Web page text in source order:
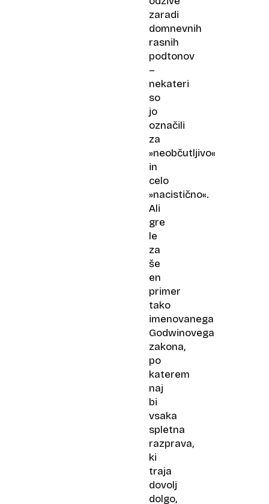
zaradi
domnevnih
rasnih
podtonov
–
nekateri
so
jo
označili
za
»neobčutljivo«
in
celo
»nacistično«.
Ali
gre
le
za
še
en
primer
tako
imenovanega
Godwinovega
zakona,
po
katerem
naj
bi
vsaka
spletna
razprava,
ki
traja
dovolj
dolgo,